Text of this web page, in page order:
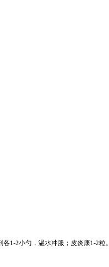
1-2小勺，温水冲服；皮炎康1-2粒。